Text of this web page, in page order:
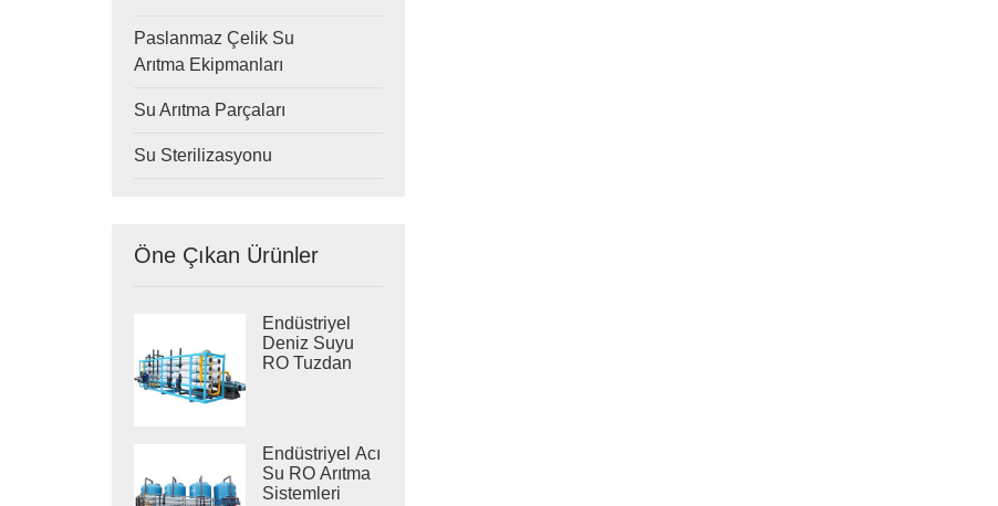
Paslanmaz Çelik Su
Arıtma Ekipmanları
Su Arıtma Parçaları
Su Sterilizasyonu
Öne Çıkan Ürünler
Endüstriyel
Deniz Suyu
RO Tuzdan
Endüstriyel Acı
Su RO Arıtma
Sistemleri